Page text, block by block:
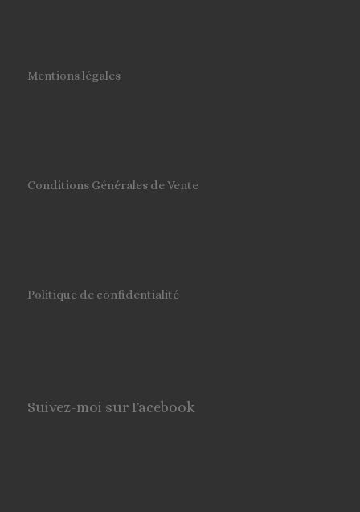
Mentions légales
Conditions Générales de Vente
Politique de confidentialité
Suivez-moi sur Facebook